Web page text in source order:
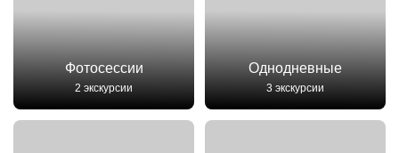
Фотосессии
2 экскурсии
Однодневные
3 экскурсии